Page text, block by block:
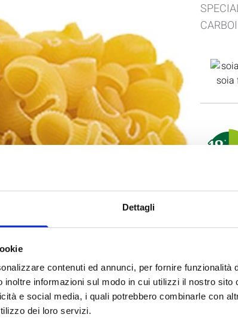
Dettagli
contenuti ed annunci, per fornire funzionalità
inoltre informazioni sul modo in cui utilizzi il nostro
e social media, i quali potrebbero combinarle con
dei loro servizi.
soia
psillio,